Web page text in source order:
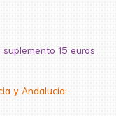
15 euros
y Andalucía: